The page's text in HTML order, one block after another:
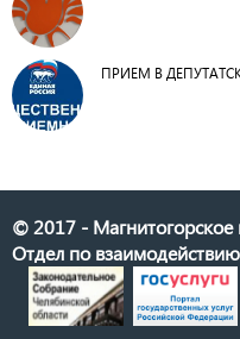
ПРИЕМ В
© 2017 - Магнитогорское
Отдел по